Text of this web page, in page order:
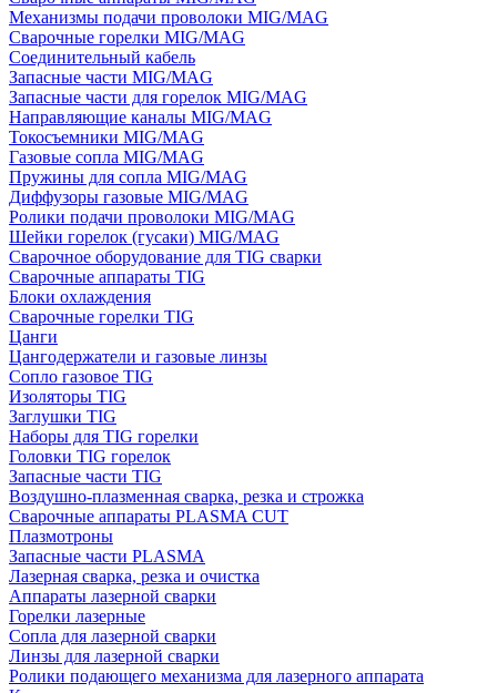
Механизмы подачи проволоки MIG/MAG
Сварочные горелки MIG/MAG
Соединительный кабель
Запасные части MIG/MAG
Запасные части для горелок MIG/MAG
Направляющие каналы MIG/MAG
Токосъемники MIG/MAG
Газовые сопла MIG/MAG
Пружины для сопла MIG/MAG
Диффузоры газовые MIG/MAG
Ролики подачи проволоки MIG/MAG
Шейки горелок (гусаки) MIG/MAG
Сварочное оборудование для TIG сварки
Сварочные аппараты TIG
Блоки охлаждения
Сварочные горелки TIG
Цанги
Цангодержатели и газовые линзы
Сопло газовое TIG
Изоляторы TIG
Заглушки TIG
Наборы для TIG горелки
Головки TIG горелок
Запасные части TIG
Воздушно-плазменная сварка, резка и строжка
Сварочные аппараты PLASMA CUT
Плазмотроны
Запасные части PLASMA
Лазерная сварка, резка и очистка
Аппараты лазерной сварки
Горелки лазерные
Сопла для лазерной сварки
Линзы для лазерной сварки
Ролики подающего механизма для лазерного аппарата